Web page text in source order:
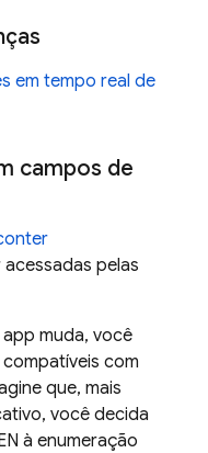
em tempo real de
campos de
pelas
muda, você
com
que, mais
você decida
à enumeração